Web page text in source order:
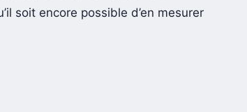
soit encore possible d’en mesurer